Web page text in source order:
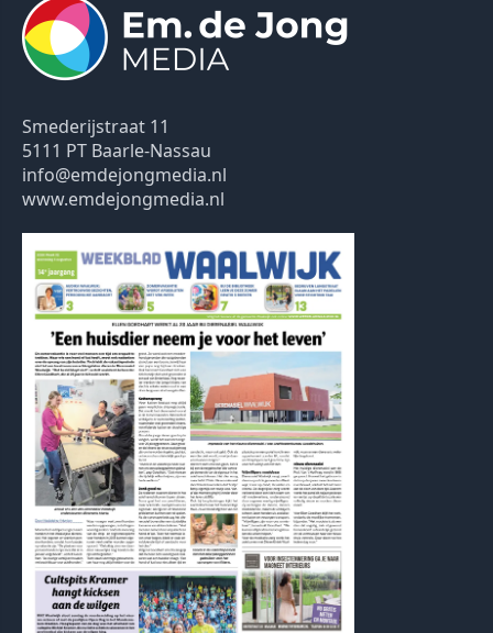
Smederijstraat 11
5111 PT Baarle-Nassau
info@emdejongmedia.nl
www.emdejongmedia.nl